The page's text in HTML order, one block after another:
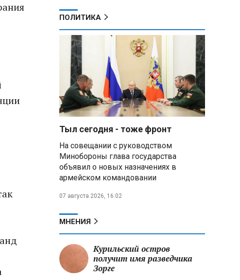
ПОЛИТИКА
Тыл сегодня - тоже фронт
На совещании с руководством
Минобороны глава государства
объявил о новых назначениях в
армейском командовании
07 августа 2026, 16:02
МНЕНИЯ
Курильский остров
получит имя разведчика
Зорге